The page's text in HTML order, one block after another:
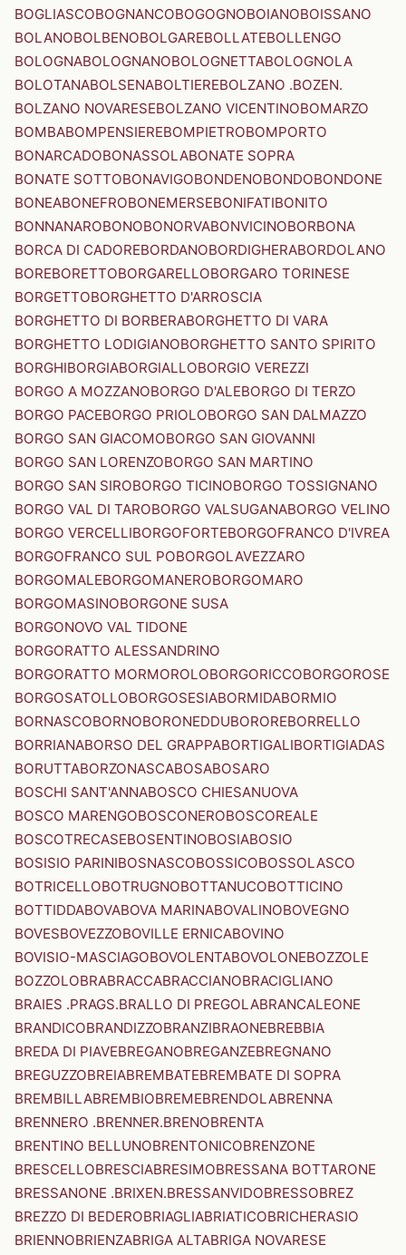
BOGLIASCOBOGNANCOBOGOGNOBOIANOBOISSANO
BOLANOBOLBENOBOLGAREBOLLATEBOLLENGO
BOLOGNABOLOGNANOBOLOGNETTABOLOGNOLA
BOLOTANABOLSENABOLTIEREBOLZANO .BOZEN.
BOLZANO NOVARESEBOLZANO VICENTINOBOMARZO
BOMBABOMPENSIEREBOMPIETROBOMPORTO
BONARCADOBONASSOLABONATE SOPRA
BONATE SOTTOBONAVIGOBONDENOBONDOBONDONE
BONEABONEFROBONEMERSEBONIFATIBONITO
BONNANAROBONOBONORVABONVICINOBORBONA
BORCA DI CADOREBORDANOBORDIGHERABORDOLANO
BOREBORETTOBORGARELLOBORGARO TORINESE
BORGETTOBORGHETTO D'ARROSCIA
BORGHETTO DI BORBERABORGHETTO DI VARA
BORGHETTO LODIGIANOBORGHETTO SANTO SPIRITO
BORGHIBORGIABORGIALLOBORGIO VEREZZI
BORGO A MOZZANOBORGO D'ALEBORGO DI TERZO
BORGO PACEBORGO PRIOLOBORGO SAN DALMAZZO
BORGO SAN GIACOMOBORGO SAN GIOVANNI
BORGO SAN LORENZOBORGO SAN MARTINO
BORGO SAN SIROBORGO TICINOBORGO TOSSIGNANO
BORGO VAL DI TAROBORGO VALSUGANABORGO VELINO
BORGO VERCELLIBORGOFORTEBORGOFRANCO D'IVREA
BORGOFRANCO SUL POBORGOLAVEZZARO
BORGOMALEBORGOMANEROBORGOMARO
BORGOMASINOBORGONE SUSA
BORGONOVO VAL TIDONE
BORGORATTO ALESSANDRINO
BORGORATTO MORMOROLOBORGORICCOBORGOROSE
BORGOSATOLLOBORGOSESIABORMIDABORMIO
BORNASCOBORNOBORONEDDUBOROREBORRELLO
BORRIANABORSO DEL GRAPPABORTIGALIBORTIGIADAS
BORUTTABORZONASCABOSABOSARO
BOSCHI SANT'ANNABOSCO CHIESANUOVA
BOSCO MARENGOBOSCONEROBOSCOREALE
BOSCOTRECASEBOSENTINOBOSIABOSIO
BOSISIO PARINIBOSNASCOBOSSICOBOSSOLASCO
BOTRICELLOBOTRUGNOBOTTANUCOBOTTICINO
BOTTIDDABOVABOVA MARINABOVALINOBOVEGNO
BOVESBOVEZZOBOVILLE ERNICABOVINO
BOVISIO-MASCIAGOBOVOLENTABOVOLONEBOZZOLE
BOZZOLOBRABRACCABRACCIANOBRACIGLIANO
BRAIES .PRAGS.BRALLO DI PREGOLABRANCALEONE
BRANDICOBRANDIZZOBRANZIBRAONEBREBBIA
BREDA DI PIAVEBREGANOBREGANZEBREGNANO
BREGUZZOBREIABREMBATEBREMBATE DI SOPRA
BREMBILLABREMBIOBREMEBRENDOLABRENNA
BRENNERO .BRENNER.BRENOBRENTA
BRENTINO BELLUNOBRENTONICOBRENZONE
BRESCELLOBRESCIABRESIMOBRESSANA BOTTARONE
BRESSANONE .BRIXEN.BRESSANVIDOBRESSOBREZ
BREZZO DI BEDEROBRIAGLIABRIATICOBRICHERASIO
BRIENNOBRIENZABRIGA ALTABRIGA NOVARESE